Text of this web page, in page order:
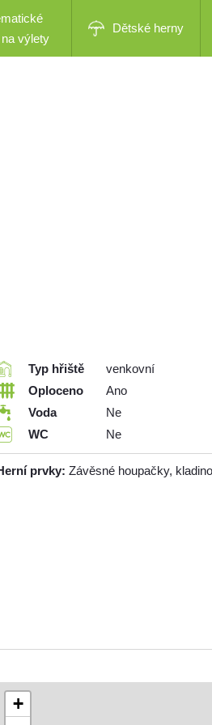
výlety
Dětské herny
Typ hřiště
venkovní
Oploceno
Ano
Voda
Ne
WC
Ne
prvky: Závěsné houpačky,
+